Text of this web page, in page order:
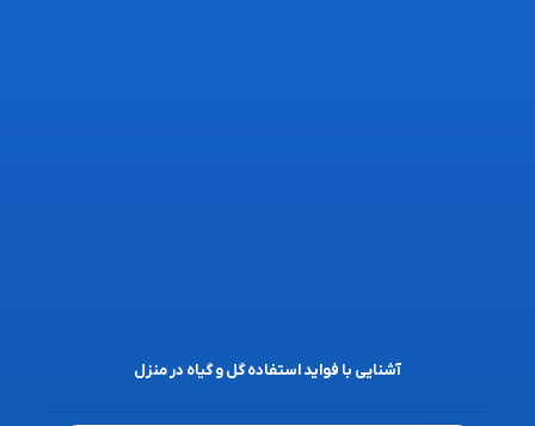
آشنایی با فواید استفاده گل و گیاه در منزل